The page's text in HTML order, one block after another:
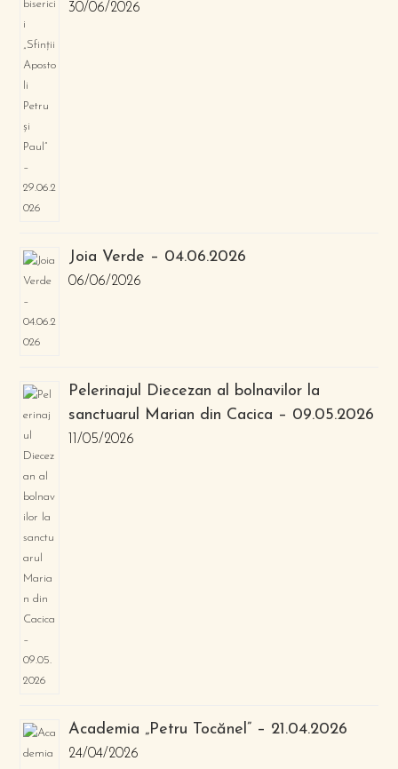
30/06/2026
Joia Verde – 04.06.2026
06/06/2026
Pelerinajul Diecezan al bolnavilor la
sanctuarul Marian din Cacica – 09.05.2026
11/05/2026
Academia „Petru Tocănel” – 21.04.2026
24/04/2026